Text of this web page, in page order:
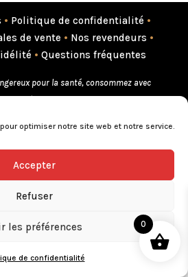
optimiser notre site web et notre service.
Accepter
Refuser
les préférences
de confidentialité
• Politique de confidentialité •
de vente • Nos revendeurs •
• Questions fréquentes
pour la santé, consommez avec
0